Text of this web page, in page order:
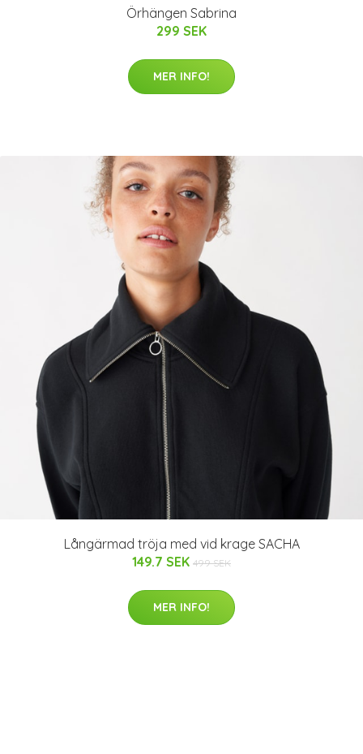
Örhängen Sabrina
299 SEK
MER INFO!
Långärmad tröja med vid krage SACHA
149.7 SEK 499 SEK
MER INFO!